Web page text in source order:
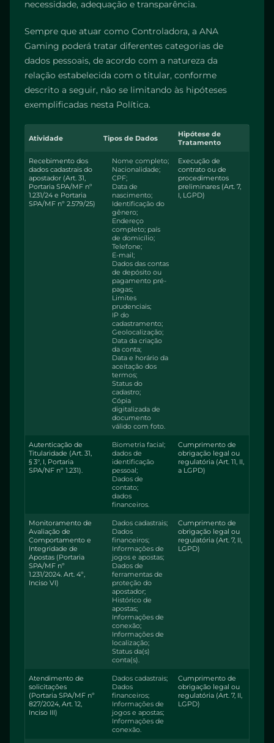
necessidade, adequação e transparência.
Sempre que atuar como Controladora, a ANA
Gaming poderá tratar diferentes categorias de
dados pessoais, de acordo com a natureza da
relação estabelecida com o titular, conforme
descrito a seguir, não se limitando às hipóteses
exemplificadas nesta Política.
Atividade Tipos de Dados
Hipótese de
Tratamento
Recebimento dos
dados cadastrais do
apostador (Art. 31,
Portaria SPA/MF nº
1.231/24 e Portaria
SPA/MF nº 2.579/25)
Nome completo;
Nacionalidade;
CPF;
Data de
nascimento;
Identificação do
gênero;
Endereço
completo; país
de domicílio;
Telefone;
E-mail;
Dados das contas
de depósito ou
pagamento pré-
pagas;
Limites
prudenciais;
IP do
cadastramento;
Geolocalização;
Data da criação
da conta;
Data e horário da
aceitação dos
termos;
Status do
cadastro;
Cópia
digitalizada de
documento
válido com foto.
Execução de
contrato ou de
procedimentos
preliminares (Art. 7,
I, LGPD)
Autenticação de
Titularidade (Art. 31,
§ 3°, I, Portaria
SPA/NF nº 1.231).
Biometria facial;
dados de
identificação
pessoal;
Dados de
contato;
dados
financeiros.
Cumprimento de
obrigação legal ou
regulatória (Art. 11, II,
a LGPD)
Monitoramento de
Avaliação de
Comportamento e
Integridade de
Apostas (Portaria
SPA/MF nº
1.231/2024. Art. 4º,
Inciso VI)
Dados cadastrais;
Dados
financeiros;
Informações de
jogos e apostas;
Dados de
ferramentas de
proteção do
apostador;
Histórico de
apostas;
Informações de
conexão;
Informações de
localização;
Status da(s)
conta(s).
Cumprimento de
obrigação legal ou
regulatória (Art. 7, II,
LGPD)
Atendimento de
solicitações
(Portaria SPA/MF nº
827/2024, Art. 12,
Inciso III)
Dados cadastrais;
Dados
financeiros;
Informações de
jogos e apostas;
Informações de
conexão.
Cumprimento de
obrigação legal ou
regulatória (Art. 7, II,
LGPD)